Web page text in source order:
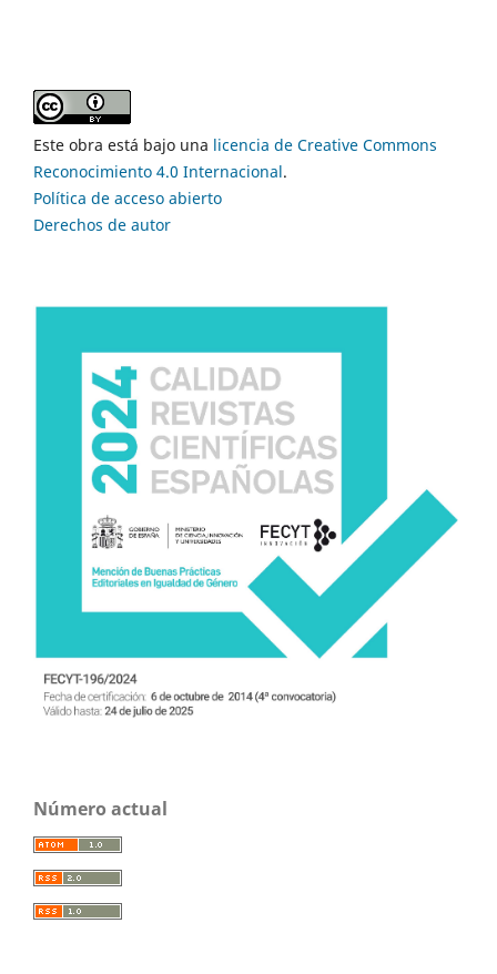
Este obra está bajo una licencia de Creative Commons
Reconocimiento 4.0 Internacional.
Política de acceso abierto
Derechos de autor
Número actual